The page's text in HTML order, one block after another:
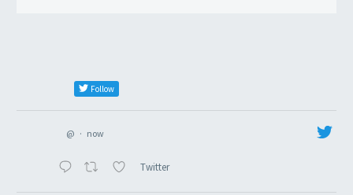
Follow
@ · now
Twitter